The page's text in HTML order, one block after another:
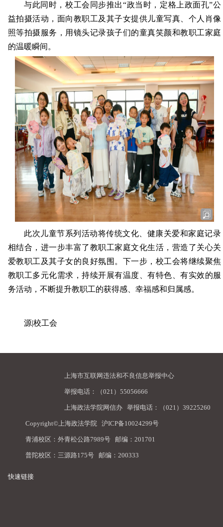
与此同时，校工会同步推出“政当时，定格上政面孔”公
益拍摄活动，面向教职工及其子女提供儿童写真、个人肖像
照等拍摄服务，用镜头记录孩子们的童真笑颜和教职工家庭
的温暖瞬间。
此次儿童节系列活动将传统文化、健康关爱和家庭记录
相结合，进一步丰富了教职工家庭文化生活，营造了关心关
爱教职工及其子女的良好氛围。下一步，校工会将继续聚焦
教职工多元化需求，持续开展有温度、有特色、有实效的服
务活动，不断提升教职工的获得感、幸福感和归属感。
源|校工会
上海市互联网违法和不良信息举报中心
举报电话：（021）55056666
上海政法学院网信办 举报电话：（021）39225260
Copyright©上海政法学院 沪ICP备10024299号
青浦校区：外青松公路7989号 邮编：201701
普陀校区：三源路175号 邮编：200333
快速链接